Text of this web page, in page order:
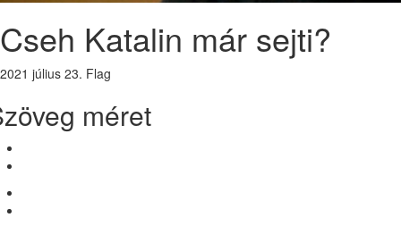
Cseh Katalin már sejti?
2021 július 23. Flag
méret